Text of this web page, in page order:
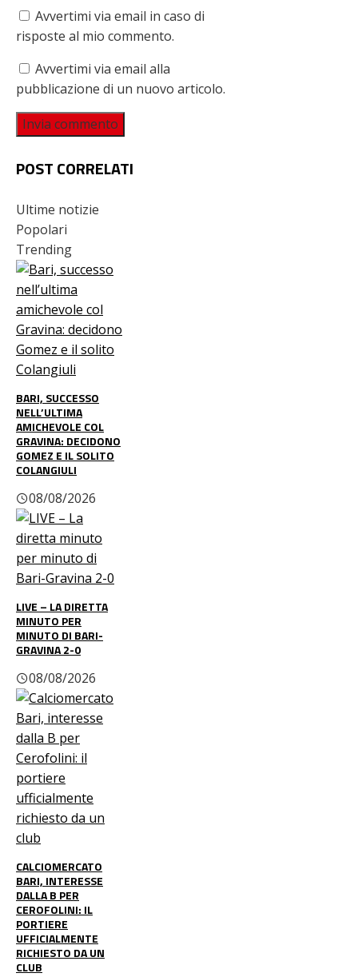
Avvertimi via email in caso di
risposte al mio commento.
Avvertimi via email alla
pubblicazione di un nuovo articolo.
POST CORRELATI
Ultime notizie
Popolari
Trending
BARI, SUCCESSO
NELL’ULTIMA
AMICHEVOLE COL
GRAVINA: DECIDONO
GOMEZ E IL SOLITO
COLANGIULI
08/08/2026
LIVE – LA DIRETTA
MINUTO PER
MINUTO DI BARI-
GRAVINA 2-0
08/08/2026
CALCIOMERCATO
BARI, INTERESSE
DALLA B PER
CEROFOLINI: IL
PORTIERE
UFFICIALMENTE
RICHIESTO DA UN
CLUB